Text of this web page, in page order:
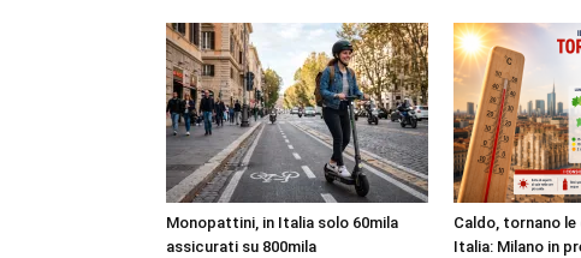
Monopattini, in Italia solo 60mila
assicurati su 800mila
Caldo, tornano
Italia: Milano in